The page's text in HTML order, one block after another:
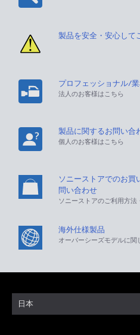
製品を安全・安心して
プロフェッショナル/
法人のお客様はこちら
製品に関するお問い合
個人のお客様はこちら
ソニーストアでのお買
問い合わせ
ソニーストアのご利用方
海外仕様製品
オーバーシーズモデルに関
日本